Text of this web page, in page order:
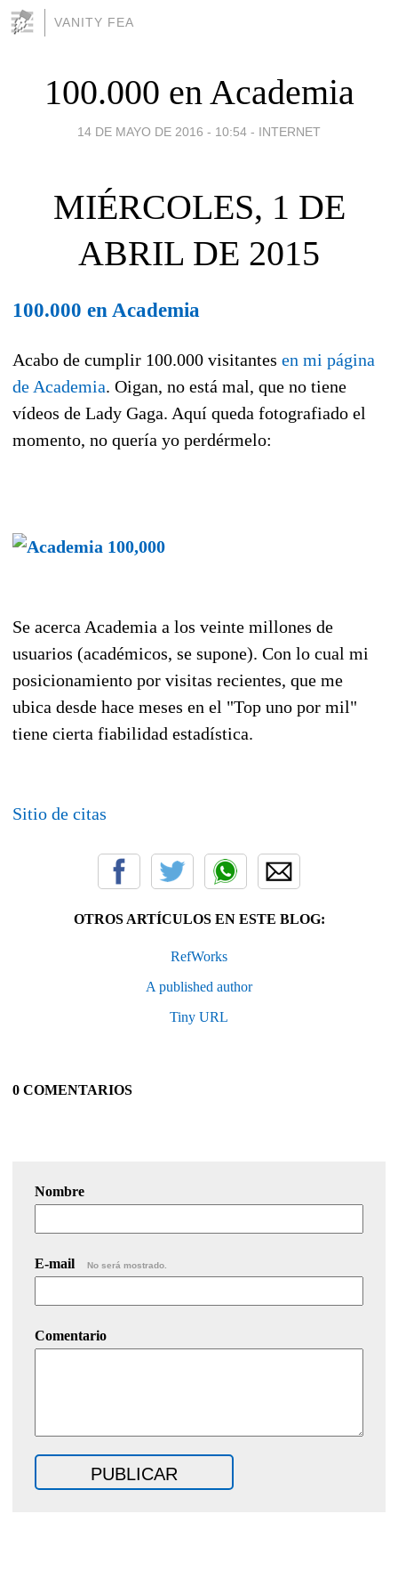
VANITY FEA
100.000 en Academia
14 DE MAYO DE 2016 - 10:54 - INTERNET
MIÉRCOLES, 1 DE
ABRIL DE 2015
100.000 en Academia
Acabo de cumplir 100.000 visitantes en mi página
de Academia. Oigan, no está mal, que no tiene
vídeos de Lady Gaga. Aquí queda fotografiado el
momento, no quería yo perdérmelo:
Se acerca Academia a los veinte millones de
usuarios (académicos, se supone). Con lo cual mi
posicionamiento por visitas recientes, que me
ubica desde hace meses en el "Top uno por mil"
tiene cierta fiabilidad estadística.
Sitio de citas
OTROS ARTÍCULOS EN ESTE BLOG:
RefWorks
A published author
Tiny URL
0 COMENTARIOS
Nombre
E-mail No será mostrado.
Comentario